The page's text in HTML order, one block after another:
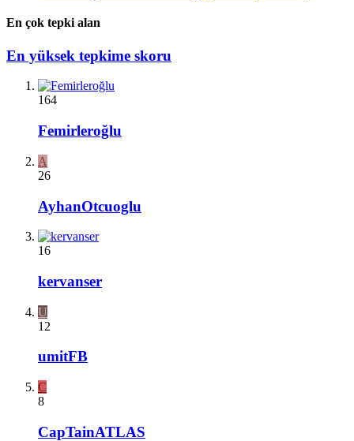
En çok tepki alan
En yüksek tepkime skoru
164
Femirleroğlu
A
26
AyhanOtcuoglu
16
kervanser
U
12
umitFB
C
8
CapTainATLAS